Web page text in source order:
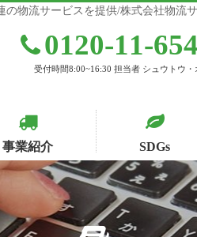
物流サービスを提供/株式会社物流
事業紹介 SDGs
0120-11-
受付時間8:00~16:30 担当者 シュウトウ・